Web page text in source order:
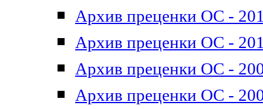
Архив преценки ОС -
Архив преценки ОС -
Архив преценки ОС -
Архив преценки ОС -